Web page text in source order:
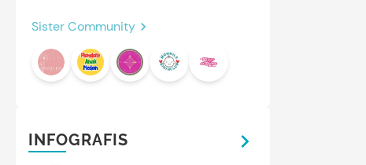
Sister Community
INFOGRAFIS